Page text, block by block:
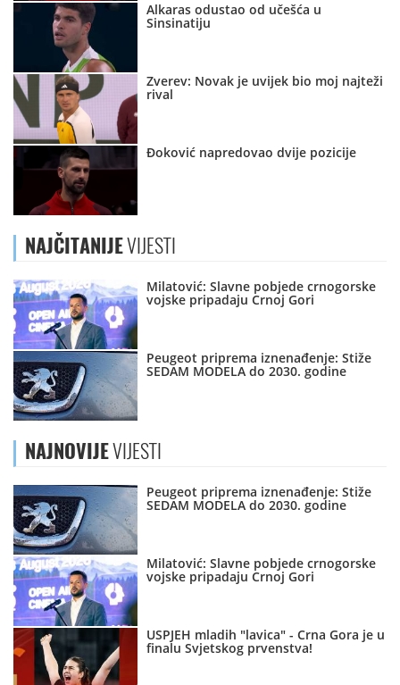
Alkaras odustao od učešća u
Sinsinatiju
Zverev: Novak je uvijek bio moj najteži
rival
Đoković napredovao dvije pozicije
NAJČITANIJEVIJESTI
Milatović: Slavne pobjede crnogorske
vojske pripadaju Crnoj Gori
Peugeot priprema iznenađenje: Stiže
SEDAM MODELA do 2030. godine
NAJNOVIJEVIJESTI
Peugeot priprema iznenađenje: Stiže
SEDAM MODELA do 2030. godine
Milatović: Slavne pobjede crnogorske
vojske pripadaju Crnoj Gori
USPJEH mladih "lavica" - Crna Gora je u
finalu Svjetskog prvenstva!